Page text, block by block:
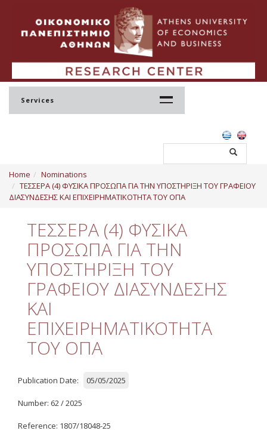
Services
Profile
Regulation
Administration
Staff
Quality
ETHICS
Useful Links
Management
Meetings
Management Guide
Οδηγός Διαχείρισης
Home
Nominations
ΤΕΣΣΕΡΑ (4) ΦΥΣΙΚΑ ΠΡΟΣΩΠΑ ΓΙΑ ΤΗΝ ΥΠΟΣΤΗΡΙΞΗ ΤΟΥ ΓΡΑΦΕΙΟΥ
ΔΙΑΣΥΝΔΕΣΗΣ ΚΑΙ ΕΠΙΧΕΙΡΗΜΑΤΙΚΟΤΗΤΑ ΤΟΥ ΟΠΑ
ΤΕΣΣΕΡΑ (4) ΦΥΣΙΚΑ
ΠΡΟΣΩΠΑ ΓΙΑ ΤΗΝ
ΥΠΟΣΤΗΡΙΞΗ ΤΟΥ
ΓΡΑΦΕΙΟΥ ΔΙΑΣΥΝΔΕΣΗΣ
ΚΑΙ
ΕΠΙΧΕΙΡΗΜΑΤΙΚΟΤΗΤΑ
ΤΟΥ ΟΠΑ
Publication Date: 05/05/2025
Number: 62 / 2025
Reference: 1807/18048-25